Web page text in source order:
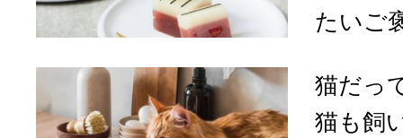
たいご
猫だっ
猫も飼